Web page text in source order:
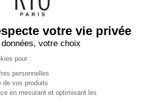
votre vie privée
votre choix
pour :
personnelles
de vos produits
en mesurant et optimisant les